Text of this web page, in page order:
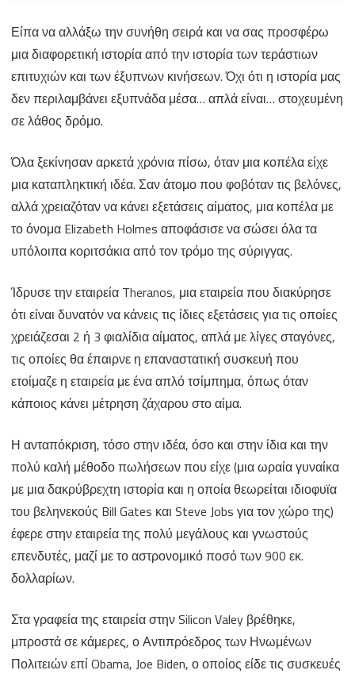
Οικονομικής
ιδιο…
λαμογιάς…
Είπα να αλλάξω την συνήθη σειρά και να σας προσφέρω
μια διαφορετική ιστορία από την ιστορία των τεράστιων
επιτυχιών και των έξυπνων κινήσεων. Όχι ότι η ιστορία μας
δεν περιλαμβάνει εξυπνάδα μέσα… απλά είναι… στοχευμένη
σε λάθος δρόμο.
Όλα ξεκίνησαν αρκετά χρόνια πίσω, όταν μια κοπέλα είχε
μια καταπληκτική ιδέα. Σαν άτομο που φοβόταν τις βελόνες,
αλλά χρειαζόταν να κάνει εξετάσεις αίματος, μια κοπέλα με
το όνομα Elizabeth Holmes αποφάσισε να σώσει όλα τα
υπόλοιπα κοριτσάκια από τον τρόμο της σύριγγας.
Ίδρυσε την εταιρεία Theranos, μια εταιρεία που διακύρησε
ότι είναι δυνατόν να κάνεις τις ίδιες εξετάσεις για τις οποίες
χρειάζεσαι 2 ή 3 φιαλίδια αίματος, απλά με λίγες σταγόνες,
τις οποίες θα έπαιρνε η επαναστατική συσκευή που
ετοίμαζε η εταιρεία με ένα απλό τσίμπημα, όπως όταν
κάποιος κάνει μέτρηση ζάχαρου στο αίμα.
Η ανταπόκριση, τόσο στην ιδέα, όσο και στην ίδια και την
πολύ καλή μέθοδο πωλήσεων που είχε (μια ωραία γυναίκα
με μια δακρύβρεχτη ιστορία και η οποία θεωρείται ιδιοφυϊα
του βεληνεκούς Bill Gates και Steve Jobs για τον χώρο της)
έφερε στην εταιρεία της πολύ μεγάλους και γνωστούς
επενδυτές, μαζί με το αστρονομικό ποσό των 900 εκ.
δολλαρίων.
Στα γραφεία της εταιρεία στην Silicon Valey βρέθηκε,
μπροστά σε κάμερες, ο Αντιπρόεδρος των Ηνωμένων
Πολιτειών επί Obama, Joe Biden, ο οποίος είδε τις συσκευές